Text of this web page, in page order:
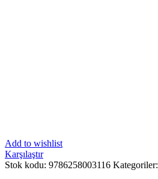
Add to wishlist
Karşılaştır
Stok kodu: 9786258003116 Kategoriler: